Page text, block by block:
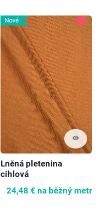
Nové
visibility
favorite
Lněná pletenina
cihlová
24,48 € na běžný metr